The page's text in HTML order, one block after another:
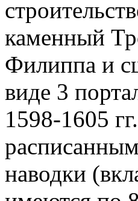
каменный
Филиппа и
виде 3
1598-1605
наводки